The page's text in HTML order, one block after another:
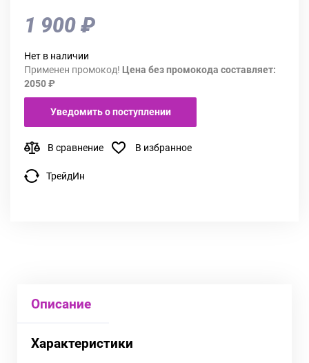
1 900 ₽
Нет в наличии
Применен промокод! Цена без промокода составляет:
2050 ₽
Уведомить о поступлении
В сравнение В избранное
ТрейдИн
Описание
Характеристики